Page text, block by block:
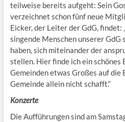
teilweise bereits aufgeht: Sein
verzeichnet schon fünf neue
Eicker, der Leiter der GdG, findet:
singende Menschen unserer GdG
haben, sich miteinander der
stellen. Hier finde ich ein
Gemeinden etwas Großes auf die
Gemeinde allein nicht schafft.“
Konzerte
Die Aufführungen sind am